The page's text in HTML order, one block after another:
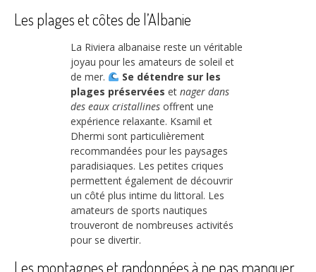
Les plages et côtes de l’Albanie
La Riviera albanaise reste un véritable
joyau pour les amateurs de soleil et
de mer.
Se détendre sur les
plages préservées et nager dans
des eaux cristallines offrent une
expérience relaxante. Ksamil et
Dhermi sont particulièrement
recommandées pour les paysages
paradisiaques. Les petites criques
permettent également de découvrir
un côté plus intime du littoral. Les
amateurs de sports nautiques
trouveront de nombreuses activités
pour se divertir.
Les montagnes et randonnées à ne pas manquer